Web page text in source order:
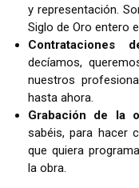
y representación.
Siglo de Oro entero
Contrataciones
decíamos,
nuestros
hasta ahora.
Grabación de la
sabéis, para hacer
que quiera
la obra.